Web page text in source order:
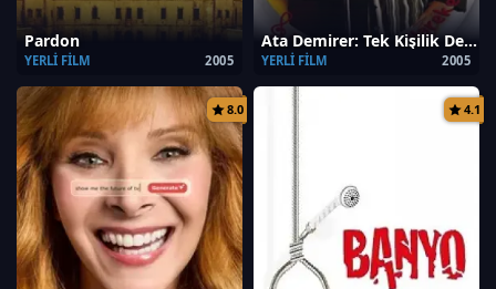
Pardon
2005
YERLI FILM
Ata Demirer: Tek Kişilik Dev Kadro
2005
YERLI FILM
8.0 4.1